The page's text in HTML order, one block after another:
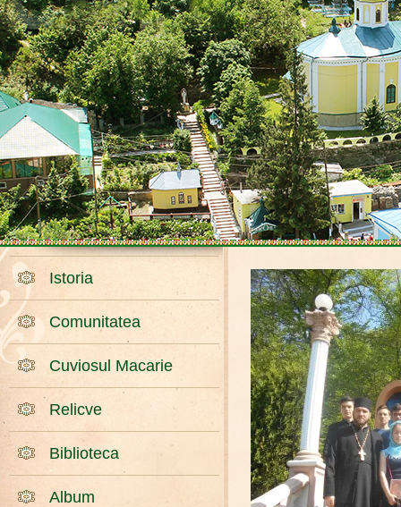
Istoria
Comunitatea
Cuviosul Macarie
Relicve
Biblioteca
Album